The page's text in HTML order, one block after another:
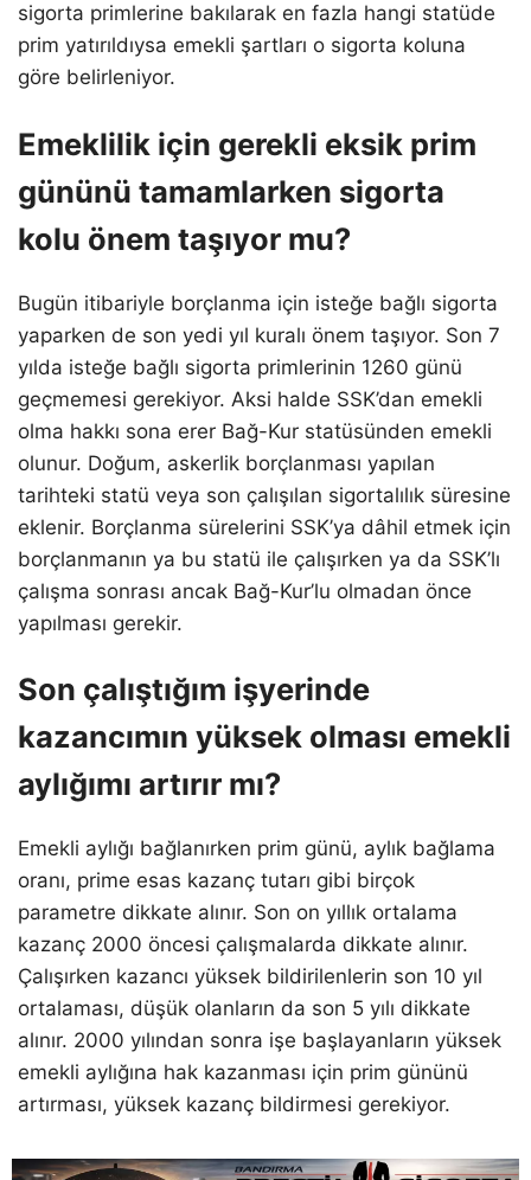
sigorta primlerine bakılarak en fazla hangi statüde
prim yatırıldıysa emekli şartları o sigorta koluna
göre belirleniyor.
Emeklilik için gerekli eksik prim
gününü tamamlarken sigorta
kolu önem taşıyor mu?
Bugün itibariyle borçlanma için isteğe bağlı sigorta
yaparken de son yedi yıl kuralı önem taşıyor. Son 7
yılda isteğe bağlı sigorta primlerinin 1260 günü
geçmemesi gerekiyor. Aksi halde SSK’dan emekli
olma hakkı sona erer Bağ-Kur statüsünden emekli
olunur. Doğum, askerlik borçlanması yapılan
tarihteki statü veya son çalışılan sigortalılık süresine
eklenir. Borçlanma sürelerini SSK’ya dâhil etmek için
borçlanmanın ya bu statü ile çalışırken ya da SSK’lı
çalışma sonrası ancak Bağ-Kur’lu olmadan önce
yapılması gerekir.
Son çalıştığım işyerinde
kazancımın yüksek olması emekli
aylığımı artırır mı?
Emekli aylığı bağlanırken prim günü, aylık bağlama
oranı, prime esas kazanç tutarı gibi birçok
parametre dikkate alınır. Son on yıllık ortalama
kazanç 2000 öncesi çalışmalarda dikkate alınır.
Çalışırken kazancı yüksek bildirilenlerin son 10 yıl
ortalaması, düşük olanların da son 5 yılı dikkate
alınır. 2000 yılından sonra işe başlayanların yüksek
emekli aylığına hak kazanması için prim gününü
artırması, yüksek kazanç bildirmesi gerekiyor.